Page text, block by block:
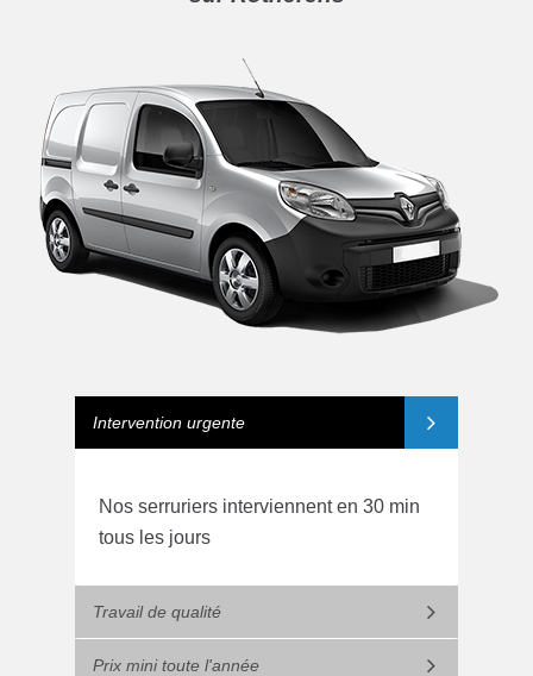
Intervention urgente
Nos serruriers interviennent en 30 min
tous les jours
Travail de qualité
Prix mini toute l'année